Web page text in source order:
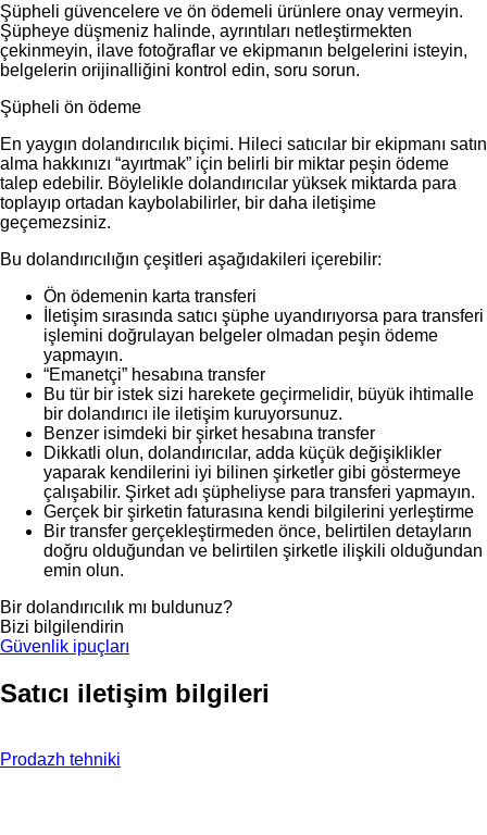
Şüpheli güvencelere ve ön ödemeli ürünlere onay vermeyin.
Şüpheye düşmeniz halinde, ayrıntıları netleştirmekten
çekinmeyin, ilave fotoğraflar ve ekipmanın belgelerini isteyin,
belgelerin orijinalliğini kontrol edin, soru sorun.
Şüpheli ön ödeme
En yaygın dolandırıcılık biçimi. Hileci satıcılar bir ekipmanı satın
alma hakkınızı “ayırtmak” için belirli bir miktar peşin ödeme
talep edebilir. Böylelikle dolandırıcılar yüksek miktarda para
toplayıp ortadan kaybolabilirler, bir daha iletişime
geçemezsiniz.
Bu dolandırıcılığın çeşitleri aşağıdakileri içerebilir:
Ön ödemenin karta transferi
İletişim sırasında satıcı şüphe uyandırıyorsa para transferi
işlemini doğrulayan belgeler olmadan peşin ödeme
yapmayın.
“Emanetçi” hesabına transfer
Bu tür bir istek sizi harekete geçirmelidir, büyük ihtimalle
bir dolandırıcı ile iletişim kuruyorsunuz.
Benzer isimdeki bir şirket hesabına transfer
Dikkatli olun, dolandırıcılar, adda küçük değişiklikler
yaparak kendilerini iyi bilinen şirketler gibi göstermeye
çalışabilir. Şirket adı şüpheliyse para transferi yapmayın.
Gerçek bir şirketin faturasına kendi bilgilerini yerleştirme
Bir transfer gerçekleştirmeden önce, belirtilen detayların
doğru olduğundan ve belirtilen şirketle ilişkili olduğundan
emin olun.
Bir dolandırıcılık mı buldunuz?
Bizi bilgilendirin
Güvenlik ipuçları
Satıcı iletişim bilgileri
Prodazh tehniki